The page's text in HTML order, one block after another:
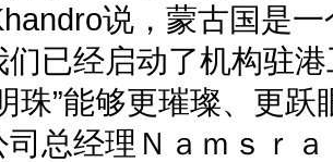
说，蒙古国是
已经启动了机构驻
珠”能够更璀璨、更
总经理Ｎａｍｓｒ